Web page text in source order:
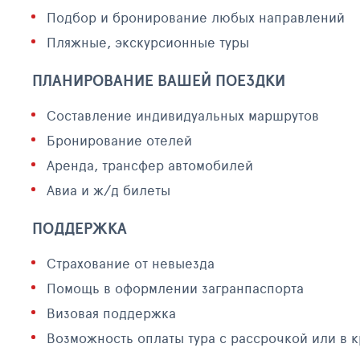
Подбор и бронирование любых направлений
Пляжные, экскурсионные туры
ПЛАНИРОВАНИЕ ВАШЕЙ ПОЕЗДКИ
Составление индивидуальных маршрутов
Бронирование отелей
Аренда, трансфер автомобилей
Авиа и ж/д билеты
ПОДДЕРЖКА
Страхование от невыезда
Помощь в оформлении загранпаспорта
Визовая поддержка
Возможность оплаты тура с рассрочкой или в